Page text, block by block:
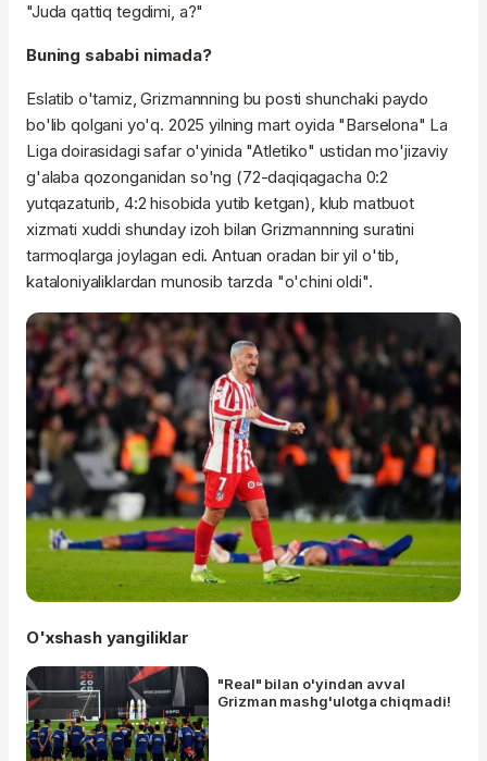
"Juda qattiq tegdimi, a?"
Buning sababi nimada?
Eslatib o'tamiz, Grizmannning bu posti shunchaki paydo
bo'lib qolgani yo'q. 2025 yilning mart oyida "Barselona" La
Liga doirasidagi safar o'yinida "Atletiko" ustidan mo'jizaviy
g'alaba qozonganidan so'ng (72-daqiqagacha 0:2
yutqazaturib, 4:2 hisobida yutib ketgan), klub matbuot
xizmati xuddi shunday izoh bilan Grizmannning suratini
tarmoqlarga joylagan edi. Antuan oradan bir yil o'tib,
kataloniyaliklardan munosib tarzda "o'chini oldi".
O'xshash yangiliklar
"Real" bilan o'yindan avval
Grizman mashg'ulotga chiqmadi!